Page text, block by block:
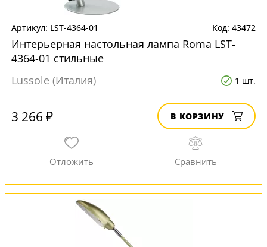
LST-4364-01 43472
Интерьерная настольная лампа Roma LST-
4364-01 стильные
Lussole (Италия)
1 шт.
3 266 ₽ В КОРЗИНУ